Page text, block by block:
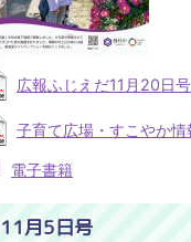
広報ふじえだ11月20日
子育て広場・すこやか
電子書籍
11月5日号